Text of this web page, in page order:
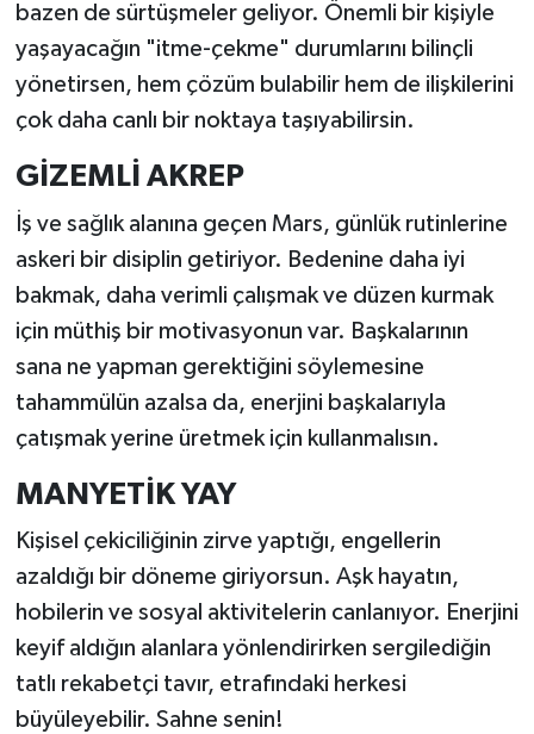
bazen de sürtüşmeler geliyor. Önemli bir kişiyle
yaşayacağın "itme-çekme" durumlarını bilinçli
yönetirsen, hem çözüm bulabilir hem de ilişkilerini
çok daha canlı bir noktaya taşıyabilirsin.
GİZEMLİ AKREP
İş ve sağlık alanına geçen Mars, günlük rutinlerine
askeri bir disiplin getiriyor. Bedenine daha iyi
bakmak, daha verimli çalışmak ve düzen kurmak
için müthiş bir motivasyonun var. Başkalarının
sana ne yapman gerektiğini söylemesine
tahammülün azalsa da, enerjini başkalarıyla
çatışmak yerine üretmek için kullanmalısın.
MANYETİK YAY
Kişisel çekiciliğinin zirve yaptığı, engellerin
azaldığı bir döneme giriyorsun. Aşk hayatın,
hobilerin ve sosyal aktivitelerin canlanıyor. Enerjini
keyif aldığın alanlara yönlendirirken sergilediğin
tatlı rekabetçi tavır, etrafındaki herkesi
büyüleyebilir. Sahne senin!